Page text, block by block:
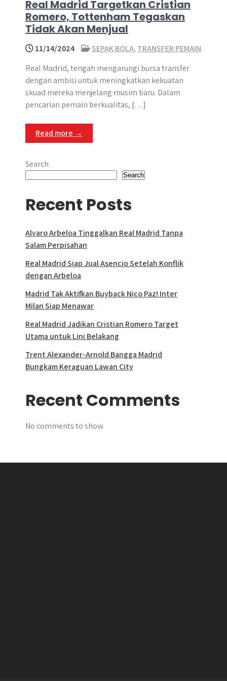
Real Madrid Targetkan Cristian
Romero, Tottenham Tegaskan
Tidak Akan Menjual
11/14/2024 SEPAK BOLA, TRANSFER PEMAIN
Real Madrid, tengah mengarungi bursa transfer
dengan ambisi untuk meningkatkan kekuatan
skuad mereka menjelang musim baru. Dalam
pencarian pemain berkualitas, […]
Read more →
Search
Search
Recent Posts
Alvaro Arbeloa Tinggalkan Real Madrid Tanpa
Salam Perpisahan
Real Madrid Siap Jual Asencio Setelah Konflik
dengan Arbeloa
Madrid Tak Aktifkan Buyback Nico Paz! Inter
Milan Siap Menawar
Real Madrid Jadikan Cristian Romero Target
Utama untuk Lini Belakang
Trent Alexander-Arnold Bangga Madrid
Bungkam Keraguan Lawan City
Recent Comments
No comments to show.